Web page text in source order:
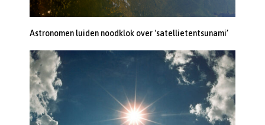
Astronomen luiden noodklok over ‘satellietentsunami’